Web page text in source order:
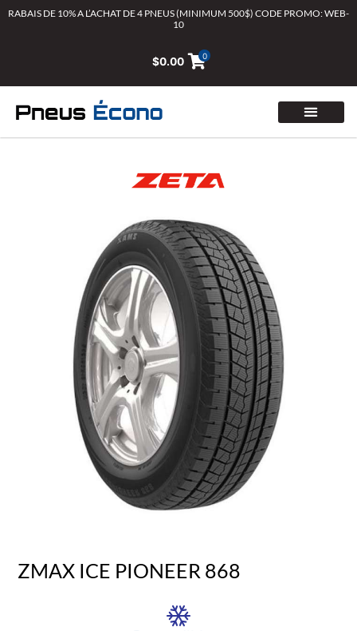
AllerRABAIS DE 10% A L’ACHAT DE 4 PNEUS (MINIMUM 500$) CODE PROMO: WEB-
10
$0.00 0
ZMAX ICE PIONEER 868